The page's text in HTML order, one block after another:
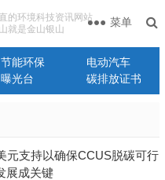
的环境科技资讯网站
就是金山银山
节能环保
电动汽车
曝光台 碳排放证书
菜单
元支持以确保CCUS脱碳可行
展成关键